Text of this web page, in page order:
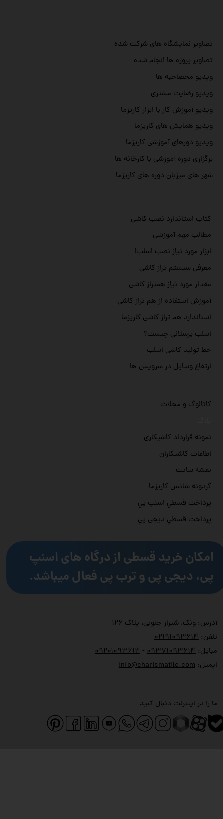
ما را در اینترنت دنبال کنید
آدرس: ونک، شیراز جنوبی، پلاک ۱۲۶
تلفن:
۰۲۱۹۱۰۹۳۶۱۴
مبایل:
۰۹۳۷۱۰۹۳۶۱۴ - ۰۹۲۰۱۰۹۳۶۱۴
ایمیل:info@charismatile.com
تصاویر نمایشگاه های شرکت شده
تصاویر پروژه ها انجام شده
ویدیو محصاحبه ها
ویدیو رضایت مشتری
ویدیو آموزش کار با ابزار کاریزما
ویدیو همایش های کاریزما
ویدیو دورهای آموزشی کاریزما
برگزاری دوره آموزشی با کارخانه ها
شهر های میزبان دوره های کاریزما
کاتالوگ و مجلات
نمونه قرارداد کاشیکاری
اطاعات کاشیکاران
نقشه سایت
گردونه شانس کاریزما
پرداخت قسطي اسنپ پي
پرداخت قسطي دیجی پي
کتاب استاندارد نصب کاشی
مطالب مهم آموزشی
ابزار مورد نیاز نصب اسلب!
معرفی سیستم تراز کاشی
مقدار مورد نیاز همتراز کاشی
آموزش استفاده از هم تراز کاشی
استاندارد هم تراز کاشی کاریزما
اسلب پرسلانی چیست؟
خط تولید کاشی اسلب
ارتفاع وسایل در سرویس ها
امکان خرید قسطی از درگاه های اسنپ
پی، دیجی پی و ترب پی فعال میباشد.